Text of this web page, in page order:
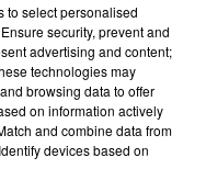
to select personalised
security, prevent and
advertising and content;
technologies may
browsing data to offer
on information actively
and combine data from
devices based on